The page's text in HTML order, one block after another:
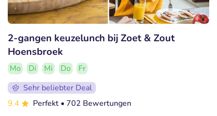
2-gangen keuzelunch bij Zoet & Zout
Hoensbroek
Mo Di Mi Do
Fr
Sehr beliebter Deal
9.4
Perfekt • 702 Bewertungen